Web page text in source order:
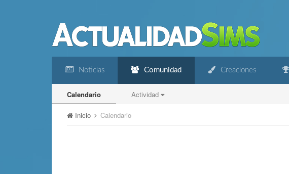
Noticias Comunidad
Calendario Actividad
Creaciones
Inicio Calendario